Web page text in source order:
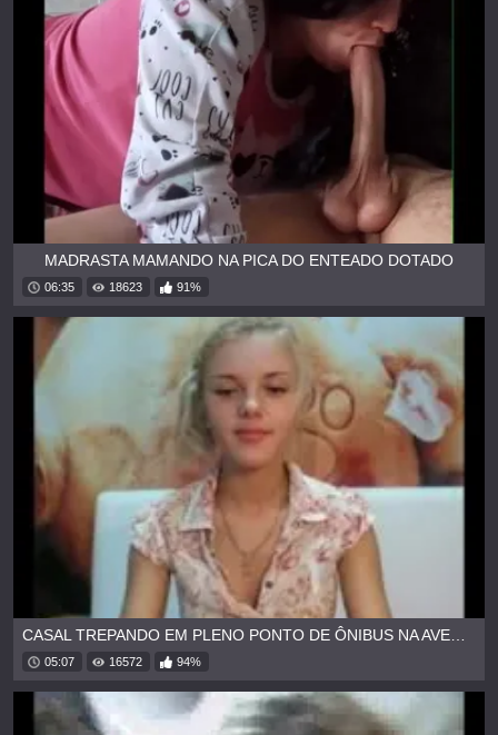
MADRASTA MAMANDO NA PICA DO ENTEADO DOTADO
06:35 18623 91%
CASAL TREPANDO EM PLENO PONTO DE ÔNIBUS NA AVENIDA PAULISTA
05:07 16572 94%